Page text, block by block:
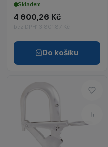
Skladem
4 600,26 Kč
bez DPH: 3 801,87 Kč
Do košíku
Do
Zobrazit detail